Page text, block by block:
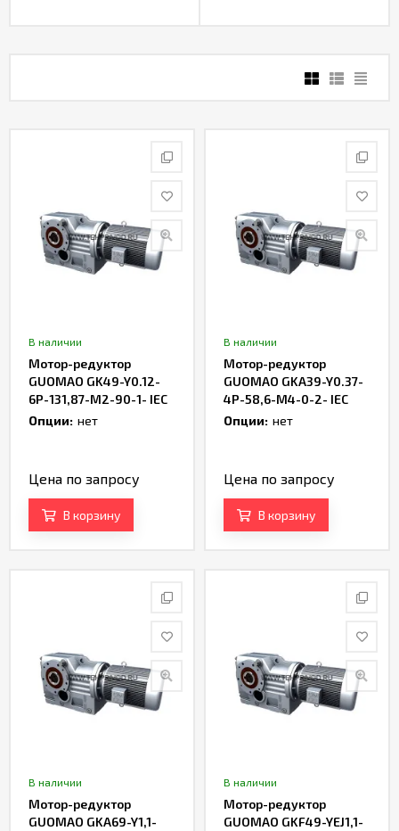
В наличии
Мотор-редуктор
GUOMAO GK49-Y0.12-
6P-131,87-M2-90-1- IEC
Опции: нет
Цена по запросу
В корзину
В наличии
Мотор-редуктор
GUOMAO GKA39-Y0.37-
4P-58,6-M4-0-2- IEC
Опции: нет
Цена по запросу
В корзину
В наличии
Мотор-редуктор
GUOMAO GKA69-Y1,1-
В наличии
Мотор-редуктор
GUOMAO GKF49-YEJ1,1-